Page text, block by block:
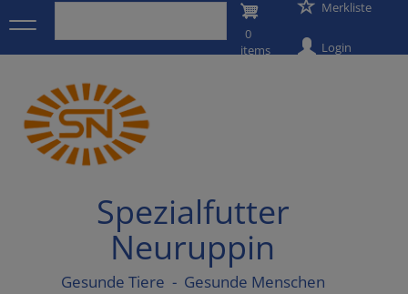
zum
User
account
Merkliste
Login
0
items
Spezialfutter
Neuruppin
Gesunde Tiere - Gesunde Menschen